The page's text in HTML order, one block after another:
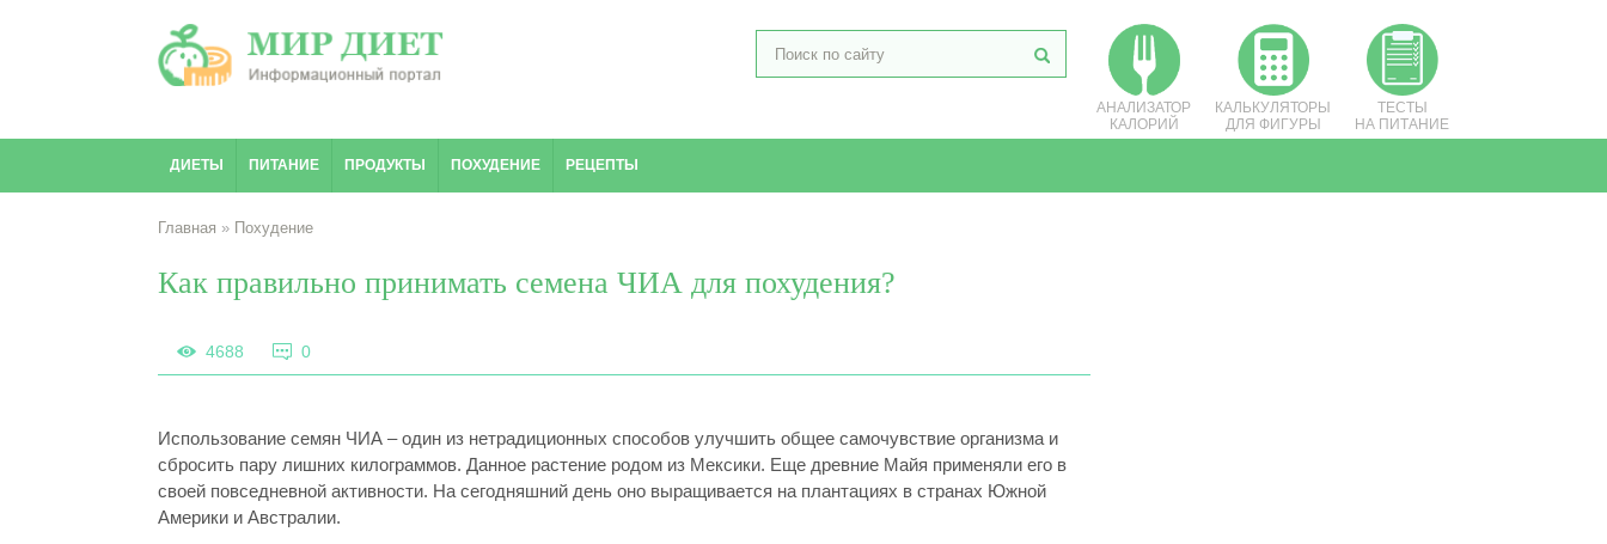
АНАЛИЗАТОР
КАЛОРИЙ
КАЛЬКУЛЯТОРЫ
ДЛЯ ФИГУРЫ
ТЕСТЫ
НА ПИТАНИЕ
ДИЕТЫ ПИТАНИЕ ПРОДУКТЫ ПОХУДЕНИЕ РЕЦЕПТЫ
Главная » Похудение
Как правильно принимать семена ЧИА для похудения?
4688 0
Использование семян ЧИА – один из нетрадиционных способов улучшить общее самочувствие организма и
сбросить пару лишних килограммов. Данное растение родом из Мексики. Еще древние Майя применяли его в
своей повседневной активности. На сегодняшний день оно выращивается на плантациях в странах Южной
Америки и Австралии.